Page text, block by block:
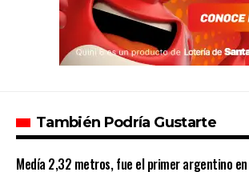
También Podría Gustarte
Medía 2,32 metros, fue el primer argentino en